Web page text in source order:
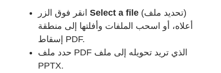
انقر فوق الزرSelect a file (تحديد ملف)
أعلاه، أو اسحب الملفات وأفلتها إلى منطقة
إسقاط PDF.
حدد ملف PDF الذي تريد تحويله إلى ملف
PPTX.